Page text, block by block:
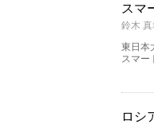
スマ
鈴木
東日本
スマー
ロシ